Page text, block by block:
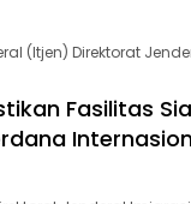
(Itjen) Direktorat
Fasilitas